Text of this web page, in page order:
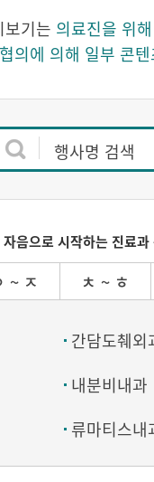
보기는 의료진을 위
의에 의해 일부 콘
행사명 검색
음으로 시작하는 진료
~ ㅈ ㅊ ~ ㅎ
간담도췌외
내분비내과
류마티스내